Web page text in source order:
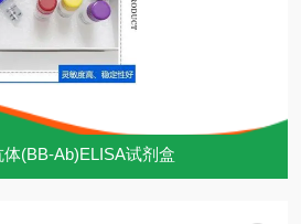
体(BB-Ab)ELISA试剂盒